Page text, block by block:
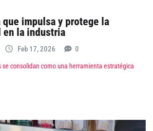
impulsa y protege la
en la industria
Feb 17, 2026 0
se consolidan como una herramienta estratégica